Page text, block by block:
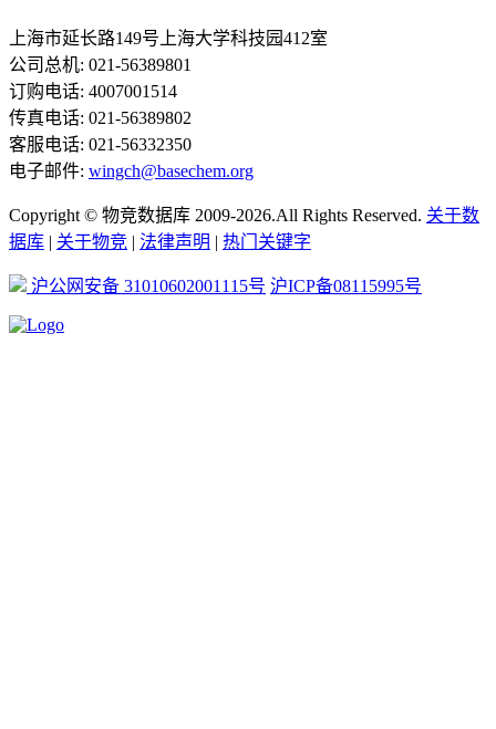
上海市延长路149号上海大学科技园412室
公司总机: 021-56389801
订购电话: 4007001514
传真电话: 021-56389802
客服电话: 021-56332350
电子邮件: wingch@basechem.org
Copyright © 物竞数据库 2009-2026.All Rights Reserved. 关于数
据库 | 关于物竞 | 法律声明 | 热门关键字
沪公网安备 31010602001115号 沪ICP备08115995号